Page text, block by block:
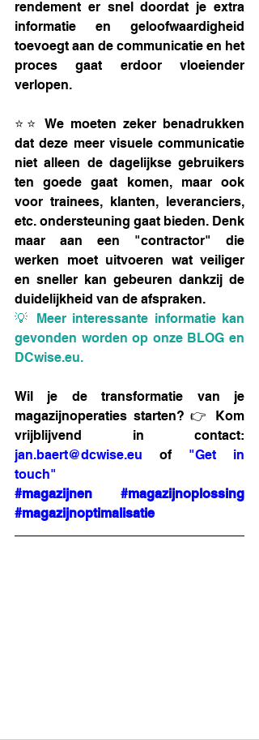
rendement er snel doordat je extra
informatie en geloofwaardigheid
toevoegt aan de communicatie en het
proces gaat erdoor vloeiender
verlopen.
⭐⭐ We moeten zeker benadrukken
dat deze meer visuele communicatie
niet alleen de dagelijkse gebruikers
ten goede gaat komen, maar ook
voor trainees, klanten, leveranciers,
etc. ondersteuning gaat bieden. Denk
maar aan een "contractor" die
werken moet uitvoeren wat veiliger
en sneller kan gebeuren dankzij de
duidelijkheid van de afspraken.
💡 Meer interessante informatie kan
gevonden worden op onze BLOG
DCwise.eu.
Wil je de transformatie van je
magazijnoperaties starten? 👉 Kom
jan.baert@dcwise.eu of "Get in
touch"
#magazijnen
#magazijnoplossing
#magazijnoptimalisatie